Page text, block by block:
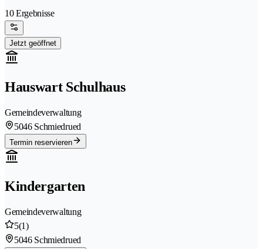
10 Ergebnisse
Jetzt geöffnet
Hauswart Schulhaus
Gemeindeverwaltung
5046 Schmiedrued
Termin reservieren
Kindergarten
Gemeindeverwaltung
5(1)
5046 Schmiedrued